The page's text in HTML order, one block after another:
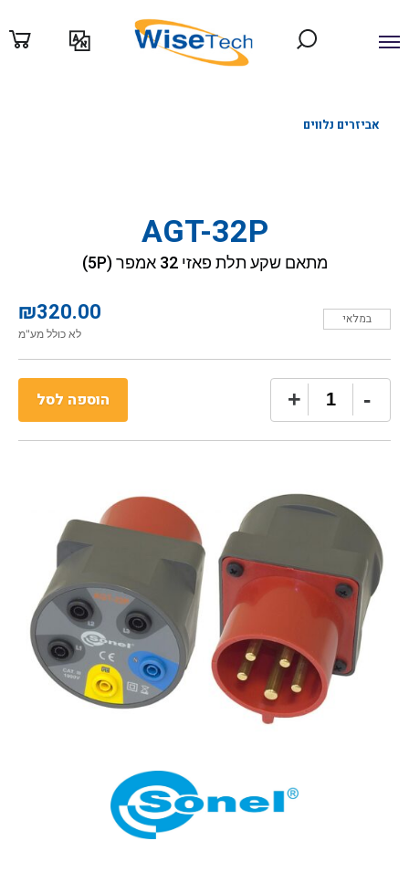
לתוכן
אביזרים נלווים
AGT-32P
מתאם שקע תלת פאזי 32 אמפר (5P)
₪320.00
לא כולל מע"מ
במלאי
-
כמות
של
AGT-
+ הוספה לסל